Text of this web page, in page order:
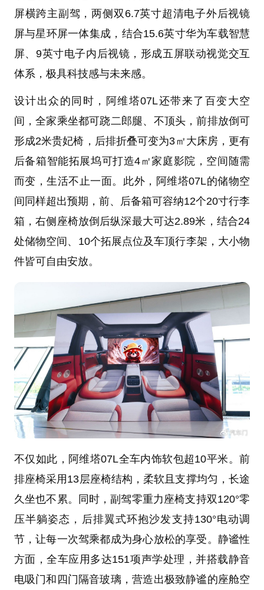
屏横跨主副驾，两侧双6.7英寸超清电子外后视镜
屏与星环屏一体集成，结合15.6英寸华为车载智慧
屏、9英寸电子内后视镜，形成五屏联动视觉交互
体系，极具科技感与未来感。
设计出众的同时，阿维塔07L还带来了百变大空
间，全家乘坐都可跷二郎腿、不顶头，前排放倒可
形成2米贵妃椅，后排折叠可变为3㎡大床房，更有
后备箱智能拓展坞可打造4㎡家庭影院，空间随需
而变，生活不止一面。此外，阿维塔07L的储物空
间同样超出预期，前、后备箱可容纳12个20寸行李
箱，右侧座椅放倒后纵深最大可达2.89米，结合24
处储物空间、10个拓展点位及车顶行李架，大小物
件皆可自由安放。
不仅如此，阿维塔07L全车内饰软包超10平米。前
排座椅采用13层座椅结构，柔软且支撑均匀，长途
久坐也不累。同时，副驾零重力座椅支持双120°零
压半躺姿态，后排翼式环抱沙发支持130°电动调
节，让每一次驾乘都成为身心放松的享受。静谧性
方面，全车应用多达151项声学处理，并搭载静音
电吸门和四门隔音玻璃，营造出极致静谧的座舱空